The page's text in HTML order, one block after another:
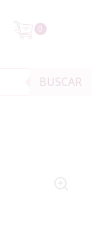
0
BUSCAR